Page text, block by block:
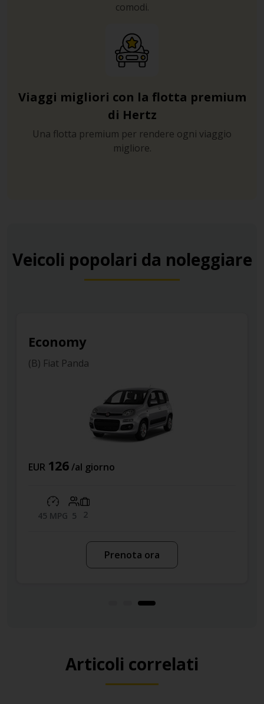
comodi.
Viaggi migliori con la flotta premium
di Hertz
Una flotta premium per rendere ogni viaggio
migliore.
Veicoli popolari da noleggiare
Fiat Panda
126/al giorno
5 2
Prenota ora
Articoli correlati